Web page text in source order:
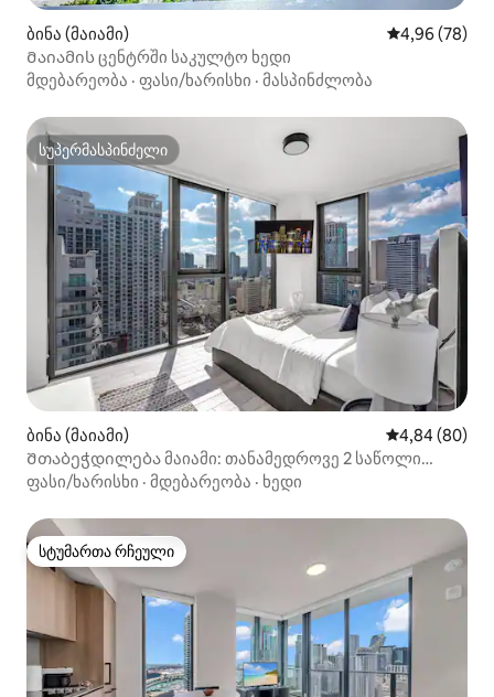
ბინა (მაიამი) საშუალო
4,96 (78)
Მაიამის ცენტრში საკულტო ხედი
მდებარეობა · ფასი/ხარისხი · მასპინძლობა
სუპერმასპინძელი
სუპერმასპინძელი
ბინა (მაიამი) საშუალო
4,84 (80)
Შთაბეჭდილება მაიამი: თანამედროვე 2 საწოლი
Biscayne Blvd-თან
ფასი/ხარისხი · მდებარეობა · ხედი
სტუმართა რჩეული
სტუმართა რჩეული